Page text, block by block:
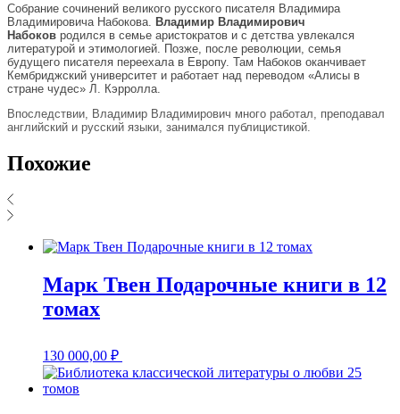
Собрание сочинений великого русского писателя Владимира
Владимировича Набокова. Владимир Владимирович
Набоков родился в семье аристократов и с детства увлекался
литературой и этимологией. Позже, после революции, семья
будущего писателя переехала в Европу. Там Набоков оканчивает
Кембриджский университет и работает над переводом «Алисы в
стране чудес» Л. Кэрролла.
Впоследствии, Владимир Владимирович много работал, преподавал
английский и русский языки, занимался публицистикой.
Похожие
Марк Твен Подарочные книги в 12
томах
130 000,00 ₽